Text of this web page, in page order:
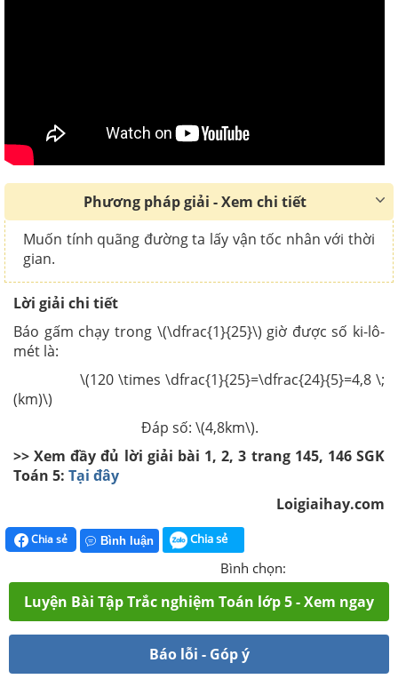
Phương pháp giải - Xem chi tiết
Muốn tính quãng đường ta lấy vận tốc nhân với thời
gian.
Lời giải chi tiết
Báo gấm chạy trong \(\dfrac{1}{25}\) giờ được số ki-lô-
mét là:
\(120 \times \dfrac{1}{25}=\dfrac{24}{5}=4,8 \;
(km)\)
Đáp số: \(4,8km\).
>> Xem đầy đủ lời giải bài 1, 2, 3 trang 145, 146 SGK
Toán 5: Tại đây
Loigiaihay.com
Chia sẻ Bình luận Chia sẻ
Bình chọn:
Luyện Bài Tập Trắc nghiệm Toán lớp 5 - Xem ngay
Báo lỗi - Góp ý